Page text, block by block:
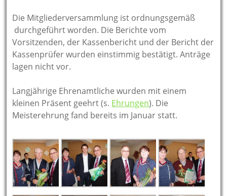
Die Mitgliederversammlung ist ordnungsgemäß
durchgeführt worden. Die Berichte vom
Vorsitzenden, der Kassenbericht und der Bericht der
Kassenprüfer wurden einstimmig bestätigt. Anträge
lagen nicht vor.
Langjährige Ehrenamtliche wurden mit einem
kleinen Präsent geehrt (s. Ehrungen). Die
Meisterehrung fand bereits im Januar statt.